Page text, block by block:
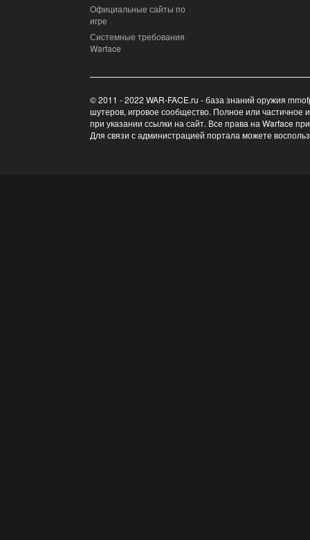
Официальные сайты по
игре
Системные требования
Warface
© 2011 - 2022 WAR-FACE.ru - база знаний оружия
шутеров, игровое сообщество. Полное или частичное
при указании ссылки на сайт. Все права на Warface
Для связи с администрацией портала можете